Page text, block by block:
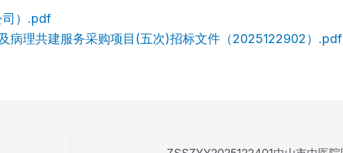
司）.pdf
病理共建服务采购项目(五次)招标文件（2025122902）.pdf